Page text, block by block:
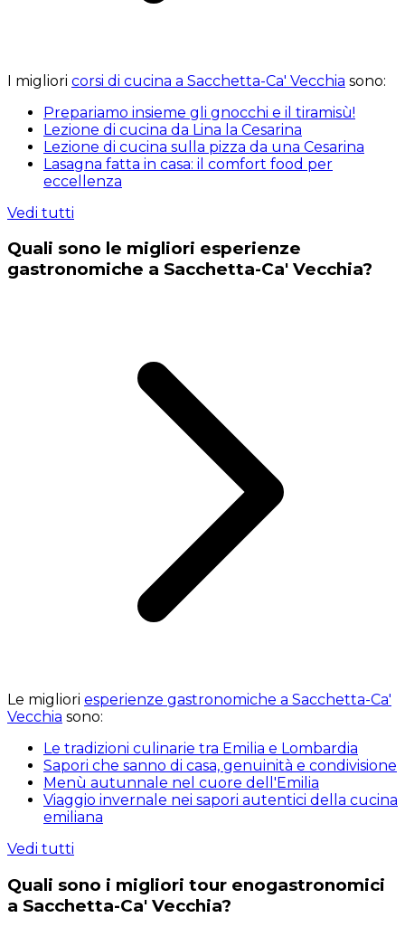
I migliori corsi di cucina a Sacchetta-Ca' Vecchia sono:
Prepariamo insieme gli gnocchi e il tiramisù!
Lezione di cucina da Lina la Cesarina
Lezione di cucina sulla pizza da una Cesarina
Lasagna fatta in casa: il comfort food per
eccellenza
Vedi tutti
Quali sono le migliori esperienze
gastronomiche a Sacchetta-Ca' Vecchia?
Le migliori esperienze gastronomiche a Sacchetta-Ca'
Vecchia sono:
Le tradizioni culinarie tra Emilia e Lombardia
Sapori che sanno di casa, genuinità e condivisione
Menù autunnale nel cuore dell'Emilia
Viaggio invernale nei sapori autentici della cucina
emiliana
Vedi tutti
Quali sono i migliori tour enogastronomici
a Sacchetta-Ca' Vecchia?